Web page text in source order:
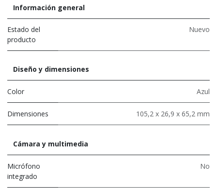
Información general
Estado del
producto
Nuevo
Diseño y dimensiones
Color Azul
Dimensiones 105,2 x 26,9 x 65,2 mm
Cámara y multimedia
Micrófono
integrado
No